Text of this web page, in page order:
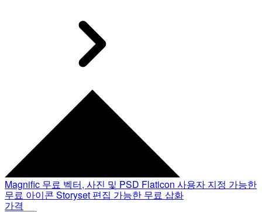
Magnific 무료 벡터, 사진 및 PSD Flaticon 사용자 지정 가능한
무료 아이콘 Storyset 편집 가능한 무료 삽화
가격